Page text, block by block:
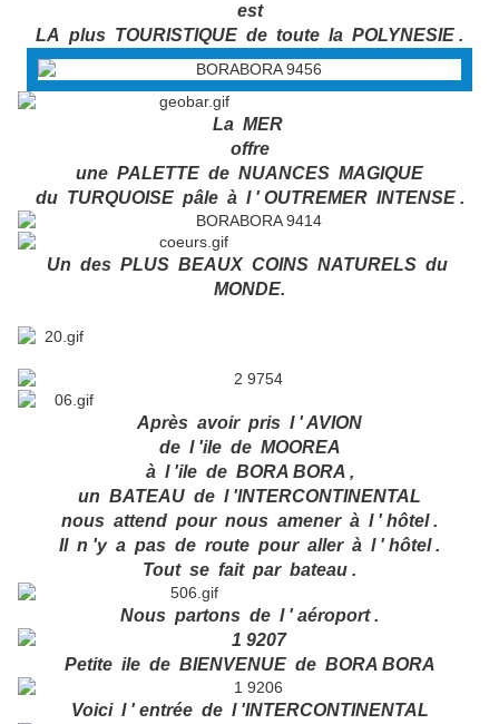
est
LA plus TOURISTIQUE de toute la POLYNESIE .
La MER
offre
une PALETTE de NUANCES MAGIQUE
du TURQUOISE pâle à l ' OUTREMER INTENSE .
Un des PLUS BEAUX COINS NATURELS du
MONDE.
Après avoir pris l ' AVION
de l 'ile de MOOREA
à l 'ile de BORA BORA ,
un BATEAU de l 'INTERCONTINENTAL
nous attend pour nous amener à l ' hôtel .
Il n 'y a pas de route pour aller à l ' hôtel .
Tout se fait par bateau .
Nous partons de l ' aéroport .
Petite ile de BIENVENUE de BORA BORA
Voici l ' entrée de l 'INTERCONTINENTAL